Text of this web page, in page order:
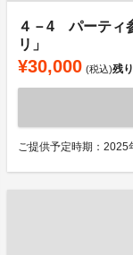
４－4 パーティ
リ」
¥30,000 (税込)残り
ご提供予定時期：